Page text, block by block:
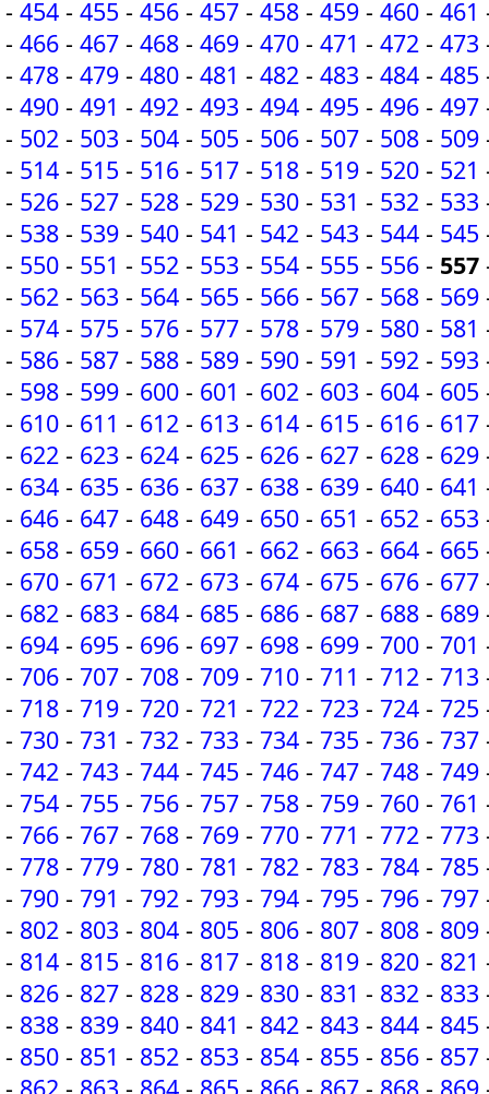
- 454 - 455 - 456 - 457 - 458 - 459 - 460 - 461
- 466 - 467 - 468 - 469 - 470 - 471 - 472 - 473
- 478 - 479 - 480 - 481 - 482 - 483 - 484 - 485
- 490 - 491 - 492 - 493 - 494 - 495 - 496 - 497
- 502 - 503 - 504 - 505 - 506 - 507 - 508 - 509
- 514 - 515 - 516 - 517 - 518 - 519 - 520 - 521
- 526 - 527 - 528 - 529 - 530 - 531 - 532 - 533
- 538 - 539 - 540 - 541 - 542 - 543 - 544 - 545
- 550 - 551 - 552 - 553 - 554 - 555 - 556 - 557
- 562 - 563 - 564 - 565 - 566 - 567 - 568 - 569
- 574 - 575 - 576 - 577 - 578 - 579 - 580 - 581
- 586 - 587 - 588 - 589 - 590 - 591 - 592 - 593
- 598 - 599 - 600 - 601 - 602 - 603 - 604 - 605
- 610 - 611 - 612 - 613 - 614 - 615 - 616 - 617
- 622 - 623 - 624 - 625 - 626 - 627 - 628 - 629
- 634 - 635 - 636 - 637 - 638 - 639 - 640 - 641
- 646 - 647 - 648 - 649 - 650 - 651 - 652 - 653
- 658 - 659 - 660 - 661 - 662 - 663 - 664 - 665
- 670 - 671 - 672 - 673 - 674 - 675 - 676 - 677
- 682 - 683 - 684 - 685 - 686 - 687 - 688 - 689
- 694 - 695 - 696 - 697 - 698 - 699 - 700 - 701
- 706 - 707 - 708 - 709 - 710 - 711 - 712 - 713
- 718 - 719 - 720 - 721 - 722 - 723 - 724 - 725
- 730 - 731 - 732 - 733 - 734 - 735 - 736 - 737
- 742 - 743 - 744 - 745 - 746 - 747 - 748 - 749
- 754 - 755 - 756 - 757 - 758 - 759 - 760 - 761
- 766 - 767 - 768 - 769 - 770 - 771 - 772 - 773
- 778 - 779 - 780 - 781 - 782 - 783 - 784 - 785
- 790 - 791 - 792 - 793 - 794 - 795 - 796 - 797
- 802 - 803 - 804 - 805 - 806 - 807 - 808 - 809
- 814 - 815 - 816 - 817 - 818 - 819 - 820 - 821
- 826 - 827 - 828 - 829 - 830 - 831 - 832 - 833
- 838 - 839 - 840 - 841 - 842 - 843 - 844 - 845
- 850 - 851 - 852 - 853 - 854 - 855 - 856 - 857